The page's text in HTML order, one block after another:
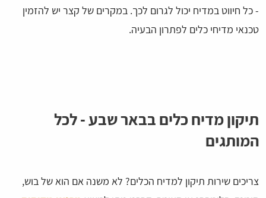
- כל חיווט במדיח יכול לגרום לכך. במקרים של קצר יש להזמין
טכנאי מדיחי כלים לפתרון הבעיה.
תיקון מדיח כלים בבאר שבע - לכל
המותגים
צריכים שירות תיקון למדיח הכלים? לא משנה אם הוא של בוש,